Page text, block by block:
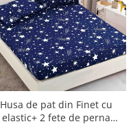
Husa de pat din Finet cu
elastic+ 2 fete de perna